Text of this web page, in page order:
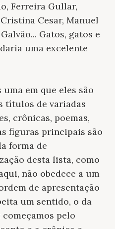
Ferreira Gullar,
Cesar, Manuel
Gatos, gatos e
uma excelente
em que eles são
títulos de variadas
crônicas, poemas,
figuras principais são
forma de
desta lista, como
não obedece a um
de apresentação
um sentido, o da
pelo